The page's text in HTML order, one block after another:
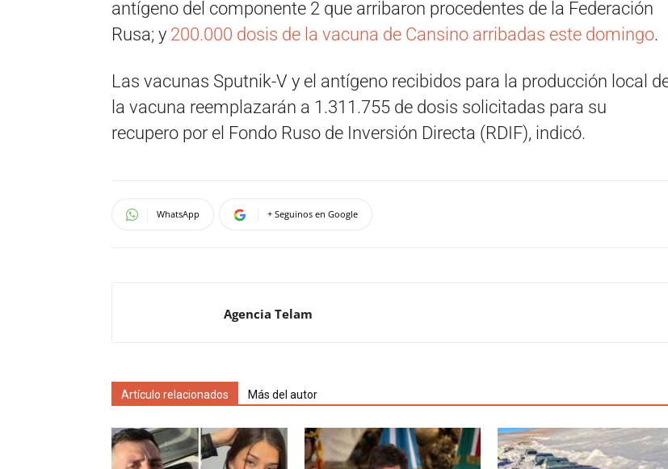
antígeno del componente 2 que arribaron procedentes de la Federación
Rusa; y 200.000 dosis de la vacuna de Cansino arribadas este domingo.
Las vacunas Sputnik-V y el antígeno recibidos para la producción local
la vacuna reemplazarán a 1.311.755 de dosis solicitadas para su
recupero por el Fondo Ruso de Inversión Directa (RDIF), indicó.
WhatsApp + Seguinos en Google
Agencia Telam
Artículo relacionados Más del autor